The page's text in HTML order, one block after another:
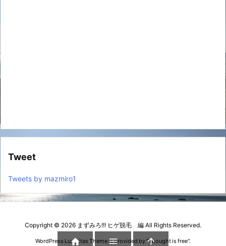
Tweet
Tweets by mazmiro1
Copyright © 2026 まずみろ!!! ヒゲ脱毛 編 All Rights Reserved.
WordPress Luxeritas Theme is provided by "Thought is free".
  